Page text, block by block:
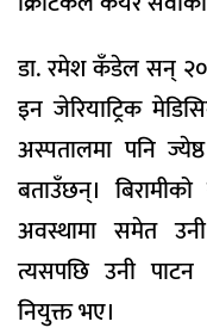
डा. रमेश कँडेल सन्
इन जेरियाट्रिक
अस्पतालमा पनि
बताउँछन्।
अवस्थामा समेत
त्यसपछि उनी पाटन
नियुक्त भए।